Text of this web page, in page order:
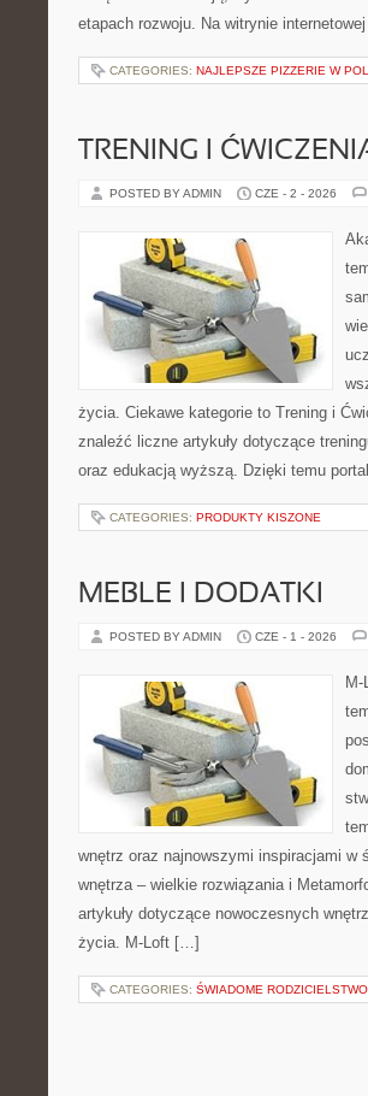
etapach rozwoju. Na witrynie
CATEGORIES: NAJLEPSZE PIZZERIE W
TRENING I
POSTED BY ADMIN CZE - 2 - 2026
życia. Ciekawe kategorie to Trening i
znaleźć liczne artykuły dotyczące
oraz edukacją wyższą. Dzięki temu
CATEGORIES: PRODUKTY KISZONE
MEBLE I DODATKI
POSTED BY ADMIN CZE - 1 - 2026
wnętrz oraz najnowszymi inspiracjami w
wnętrza – wielkie rozwiązania i
artykuły dotyczące nowoczesnych
życia. M-Loft […]
CATEGORIES: ŚWIADOME